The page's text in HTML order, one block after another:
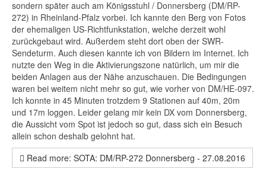
sondern später auch am Königsstuhl / Donnersberg (DM/RP-
272) in Rheinland-Pfalz vorbei. Ich kannte den Berg von Fotos
der ehemaligen US-Richtfunkstation, welche derzeit wohl
zurückgebaut wird. Außerdem steht dort oben der SWR-
Sendeturm. Auch diesen kannte ich von Bildern im Internet. Ich
nutzte den Weg in die Aktivierungszone natürlich, um mir die
beiden Anlagen aus der Nähe anzuschauen. Die Bedingungen
waren bei weitem nicht mehr so gut, wie vorher von DM/HE-097.
Ich konnte in 45 Minuten trotzdem 9 Stationen auf 40m, 20m
und 17m loggen. Leider gelang mir kein DX vom Donnersberg,
die Aussicht vom Spot ist jedoch so gut, dass sich ein Besuch
allein schon deshalb gelohnt hat.
Read more: SOTA: DM/RP-272 Donnersberg - 27.08.2016